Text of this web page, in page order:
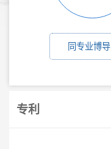
同专业博导
专利